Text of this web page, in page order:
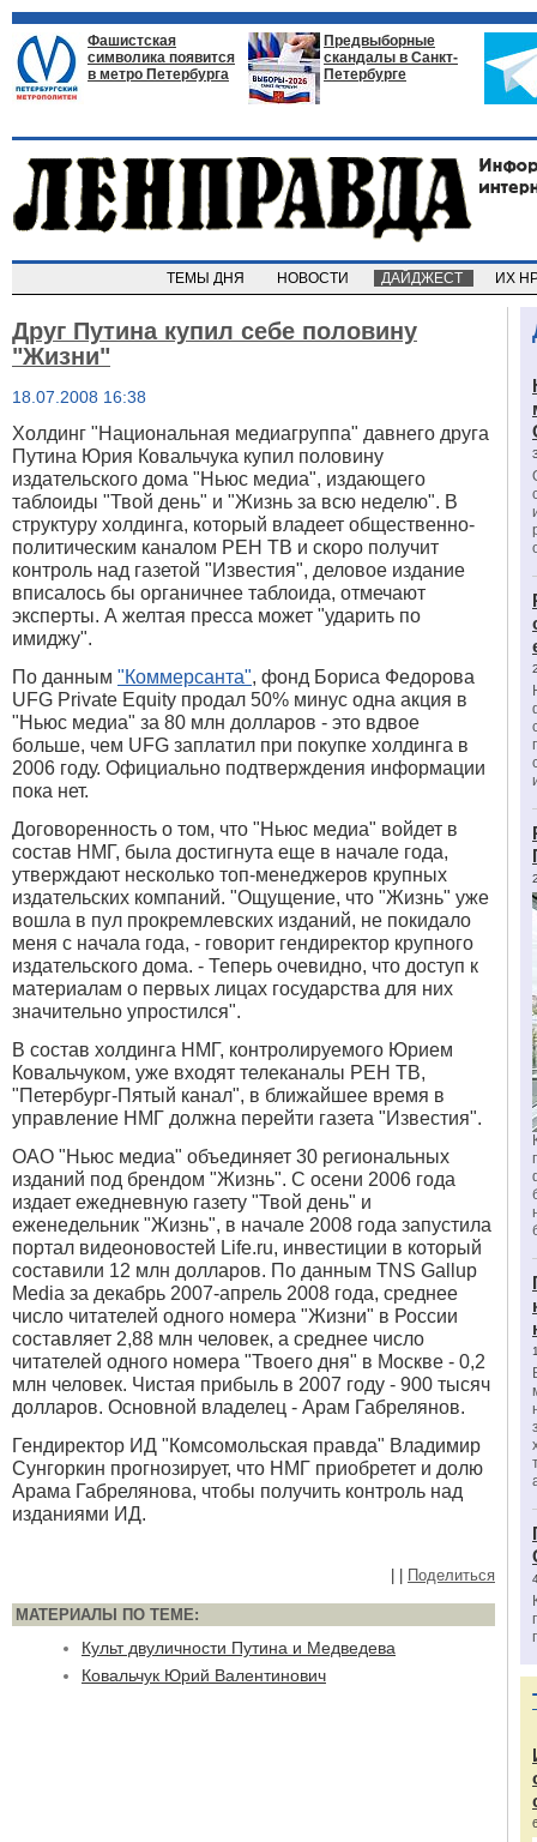
Фашистская
символика появится
в метро Петербурга
Предвыборные
скандалы в Санкт-
Петербурге
ТЕМЫ ДНЯ НОВОСТИ ДАЙДЖЕСТ ИХ
Друг Путина купил себе половину
"Жизни"
18.07.2008 16:38
Холдинг "Национальная медиагруппа" давнего друга
Путина Юрия Ковальчука купил половину
издательского дома "Ньюс медиа", издающего
таблоиды "Твой день" и "Жизнь за всю неделю". В
структуру холдинга, который владеет общественно-
политическим каналом РЕН ТВ и скоро получит
контроль над газетой "Известия", деловое издание
вписалось бы органичнее таблоида, отмечают
эксперты. А желтая пресса может "ударить по
имиджу".
По данным "Коммерсанта", фонд Бориса Федорова
UFG Private Equity продал 50% минус одна акция в
"Ньюс медиа" за 80 млн долларов - это вдвое
больше, чем UFG заплатил при покупке холдинга в
2006 году. Официально подтверждения информации
пока нет.
Договоренность о том, что "Ньюс медиа" войдет в
состав НМГ, была достигнута еще в начале года,
утверждают несколько топ-менеджеров крупных
издательских компаний. "Ощущение, что "Жизнь" уже
вошла в пул прокремлевских изданий, не покидало
меня с начала года, - говорит гендиректор крупного
издательского дома. - Теперь очевидно, что доступ к
материалам о первых лицах государства для них
значительно упростился".
В состав холдинга НМГ, контролируемого Юрием
Ковальчуком, уже входят телеканалы РЕН ТВ,
"Петербург-Пятый канал", в ближайшее время в
управление НМГ должна перейти газета "Известия".
ОАО "Ньюс медиа" объединяет 30 региональных
изданий под брендом "Жизнь". C осени 2006 года
издает ежедневную газету "Твой день" и
еженедельник "Жизнь", в начале 2008 года запустила
портал видеоновостей Life.ru, инвестиции в который
составили 12 млн долларов. По данным TNS Gallup
Media за декабрь 2007-апрель 2008 года, среднее
число читателей одного номера "Жизни" в России
составляет 2,88 млн человек, а среднее число
читателей одного номера "Твоего дня" в Москве - 0,2
млн человек. Чистая прибыль в 2007 году - 900 тысяч
долларов. Основной владелец - Арам Габрелянов.
Гендиректор ИД "Комсомольская правда" Владимир
Сунгоркин прогнозирует, что НМГ приобретет и долю
Арама Габрелянова, чтобы получить контроль над
изданиями ИД.
Поделиться
МАТЕРИАЛЫ ПО ТЕМЕ:
Культ двуличности Путина и Медведева
Ковальчук Юрий Валентинович